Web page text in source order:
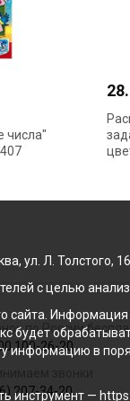
числа"
по России
100-26-20
207-34-20
ул. Л. Толстого,
с целью
Информация
будет
информацию в
инструмент —